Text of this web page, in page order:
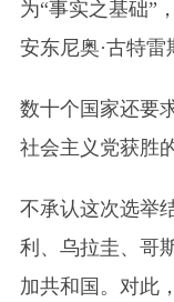
为“事实之基础”
安东尼奥·古特雷
数十个国家还要
社会主义党获胜
不承认这次选举
利、乌拉圭、哥
加共和国。对此